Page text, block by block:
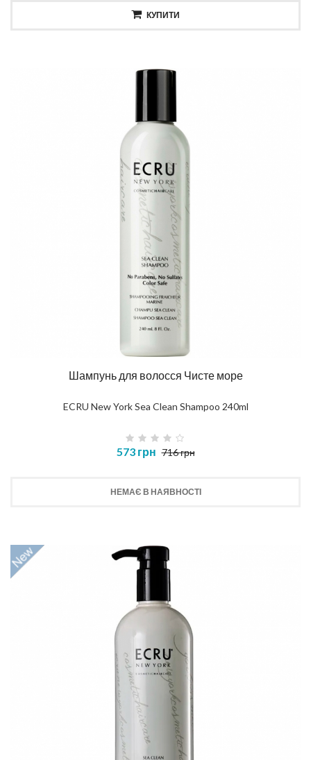
КУПИТИ
Шампунь для волосся Чисте море
ECRU New York Sea Clean Shampoo 240ml
573 грн 716 грн
НЕМАЄ В НАЯВНОСТІ